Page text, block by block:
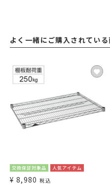
よく一緒にご購入されてい
交換保証対象品 人気アイテム
¥ 8,980 税込